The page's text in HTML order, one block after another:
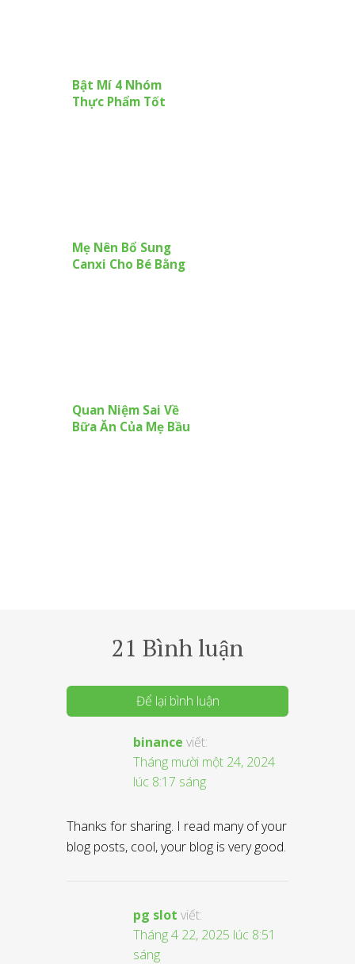
Bật Mí 4 Nhóm
Thực Phẩm Tốt
Mẹ Nên Bổ Sung
Canxi Cho Bé Bằng
Quan Niệm Sai Về
Bữa Ăn Của Mẹ Bầu
21 Bình luận
Để lại bình luận
binance viết:
Tháng mười một 24, 2024
lúc 8:17 sáng
Thanks for sharing. I read many of your
blog posts, cool, your blog is very good.
pg slot viết:
Tháng 4 22, 2025 lúc 8:51
sáng